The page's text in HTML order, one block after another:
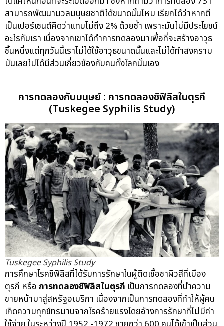
สามารถพัฒนามวลมนุษยชาติได้ขนาดนั้นไหม เรียกได้ว่าหากตี
เป็นเปอร์เซนต์คิดว่าแทบไม่ถึง 2% ด้วยซ้ำ เพราะมันไม่มีประโยชน์
อะไรกับเรา เนื่องจากเขาได้ทำการทดลองมาเพื่อที่จะสร้างอาวุธ
ชิ้นหนึ่งแต่ทุกวันนี้เราไม่ได้ใช้อาวุธขนาดนั้นและไม่ได้ทำสงคราม
มันเลยไม่ได้มีส่วนเกี่ยวข้องกับคนทั้งโลกนั่นเอง
การทดลองกับมนุษย์ : การทดลองซิฟิลิสในตุรกี
(Tuskegee Syphilis Study)
Tuskegee Syphilis Study
การศึกษาโรคซิฟิลิสที่ได้รับการรักษาในผู้ติดเชื้อชาผิวสีที่เมือง
ตุรกี หรือ การทดลองซิฟิลิสในตุรกี เป็นการทดลองที่นำความ
ขายหน้ามาสู่สหรัฐอเมริกา เนื่องจากเป็นการทดลองที่ทำให้ผู้คน
เกิดความทุกข์ทรมานจากโรคร้ายแรงโดยอ้างการรักษาที่ไม่มีค่า